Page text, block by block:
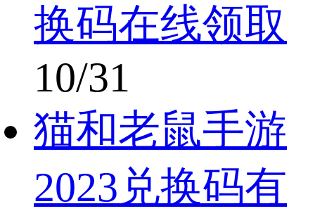
换码在线领取
10/31
猫和老鼠手游
2023兑换码有